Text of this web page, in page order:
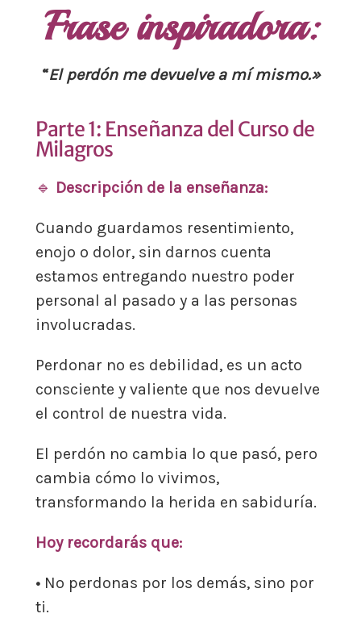
Frase inspiradora:
“El perdón me devuelve a mí mismo.»
Parte 1: Enseñanza del Curso de
Milagros
🔹 Descripción de la enseñanza:
Cuando guardamos resentimiento,
enojo o dolor, sin darnos cuenta
estamos entregando nuestro poder
personal al pasado y a las personas
involucradas.
Perdonar no es debilidad, es un acto
consciente y valiente que nos devuelve
el control de nuestra vida.
El perdón no cambia lo que pasó, pero
cambia cómo lo vivimos,
transformando la herida en sabiduría.
Hoy recordarás que:
• No perdonas por los demás, sino por
ti.